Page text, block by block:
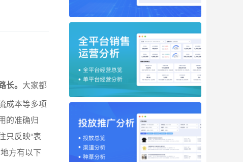
。 大家都
成本等多项
的准确归
只反映“表
方有以下